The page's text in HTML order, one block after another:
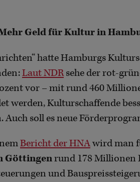
Geld für Kultur in
hatte Hamburgs
Laut NDRsehe der rot-
vor – mit rund 460
werden, Kulturschaffende
soll es neue
Bericht der HNAwird man
Göttingenrund 178 Millionen
und